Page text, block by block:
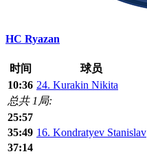
HC Ryazan
时间 球员
10:36 24. Kurakin Nikita
总共 1局:
25:57
35:49 16. Kondratyev Stanislav
37:14